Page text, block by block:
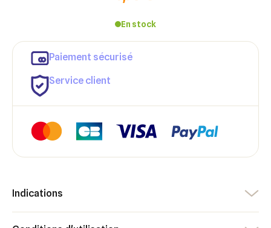
En stock
Paiement sécurisé
Service client
Indications ×
×